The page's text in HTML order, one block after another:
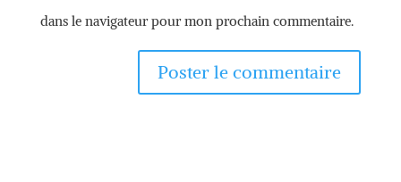
dans le navigateur pour mon prochain commentaire.